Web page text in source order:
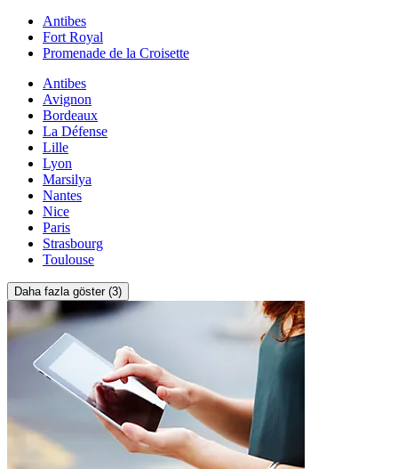
Antibes
Fort Royal
Promenade de la Croisette
Antibes
Avignon
Bordeaux
La Défense
Lille
Lyon
Marsilya
Nantes
Nice
Paris
Strasbourg
Toulouse
Daha fazla göster (3)